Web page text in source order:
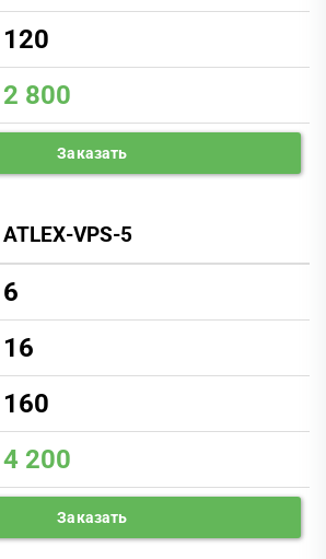
120
2 800
Заказать
ATLEX-VPS-5
6
16
160
4 200
Заказать